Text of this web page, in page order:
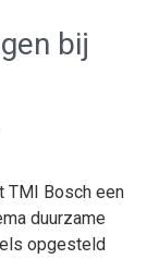
bij
TMI Bosch een
duurzame
opgesteld